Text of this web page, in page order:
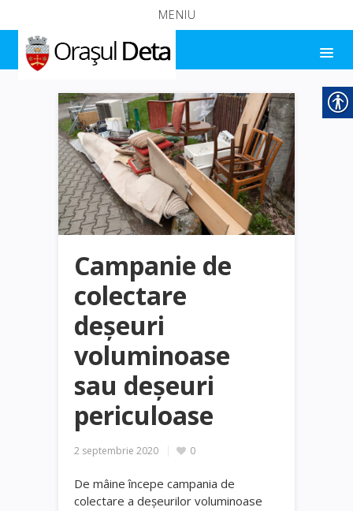
MENIU
Campanie de
colectare
deșeuri
voluminoase
sau deșeuri
periculoase
2 septembrie 2020 0
De mâine începe campania de
colectare a deșeurilor voluminoase